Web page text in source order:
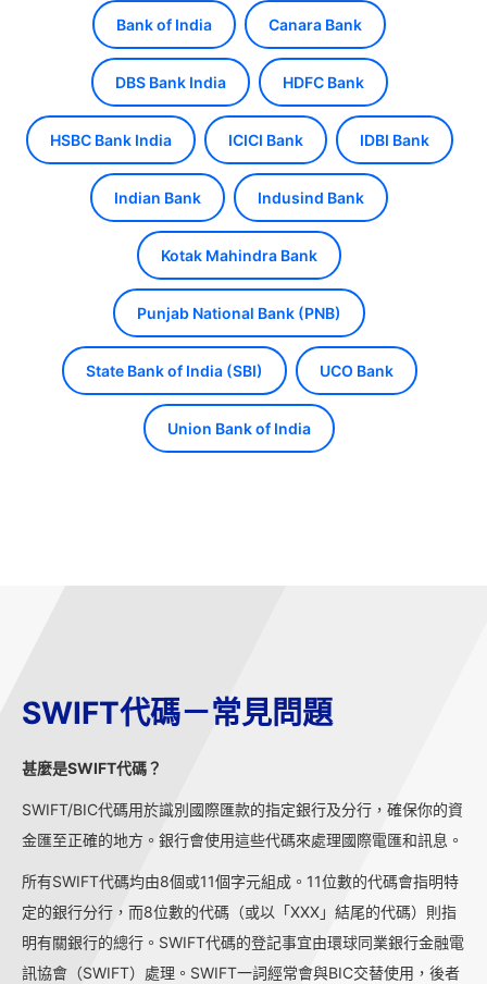
Bank of India Canara Bank
DBS Bank India HDFC Bank
HSBC Bank India ICICI Bank IDBI Bank
Indian Bank Indusind Bank
Kotak Mahindra Bank
Punjab National Bank (PNB)
State Bank of India (SBI) UCO Bank
Union Bank of India
SWIFT代碼－常見問題
甚麼是SWIFT代碼？
SWIFT/BIC代碼用於識別國際匯款的指定銀行及分行，確保你的資
金匯至正確的地方。銀行會使用這些代碼來處理國際電匯和訊息。
所有SWIFT代碼均由8個或11個字元組成。11位數的代碼會指明特
定的銀行分行，而8位數的代碼（或以「XXX」結尾的代碼）則指
明有關銀行的總行。SWIFT代碼的登記事宜由環球同業銀行金融電
訊協會（SWIFT）處理。SWIFT一詞經常會與BIC交替使用，後者